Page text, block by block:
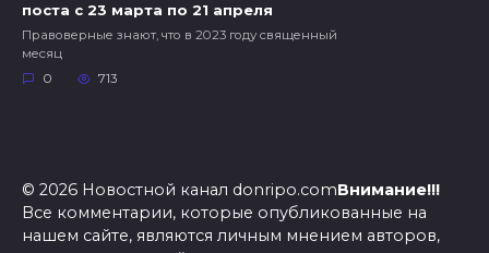
поста с 23 марта по 21 апреля
Правоверные знают, что в 2023 году священный
месяц
0
713
© 2026 Новостной канал donripo.comВнимание!!!
Все комментарии, которые опубликованные на
нашем сайте, являются личным мнением авторов,